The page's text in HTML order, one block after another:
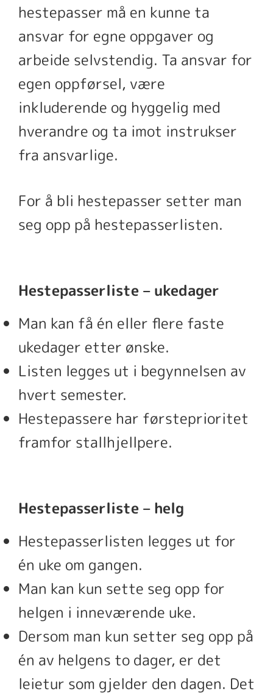
hestepasser må en kunne ta
ansvar for egne oppgaver og
arbeide selvstendig. Ta ansvar for
egen oppførsel, være
inkluderende og hyggelig med
hverandre og ta imot instrukser
fra ansvarlige.
For å bli hestepasser setter man
seg opp på hestepasserlisten.
Hestepasserliste – ukedager
Man kan få én eller flere faste
ukedager etter ønske.
Listen legges ut i begynnelsen av
hvert semester.
Hestepassere har førsteprioritet
framfor stallhjellpere.
Hestepasserliste – helg
Hestepasserlisten legges ut for
én uke om gangen.
Man kan kun sette seg opp for
helgen i inneværende uke.
Dersom man kun setter seg opp på
én av helgens to dager, er det
leietur som gjelder den dagen. Det